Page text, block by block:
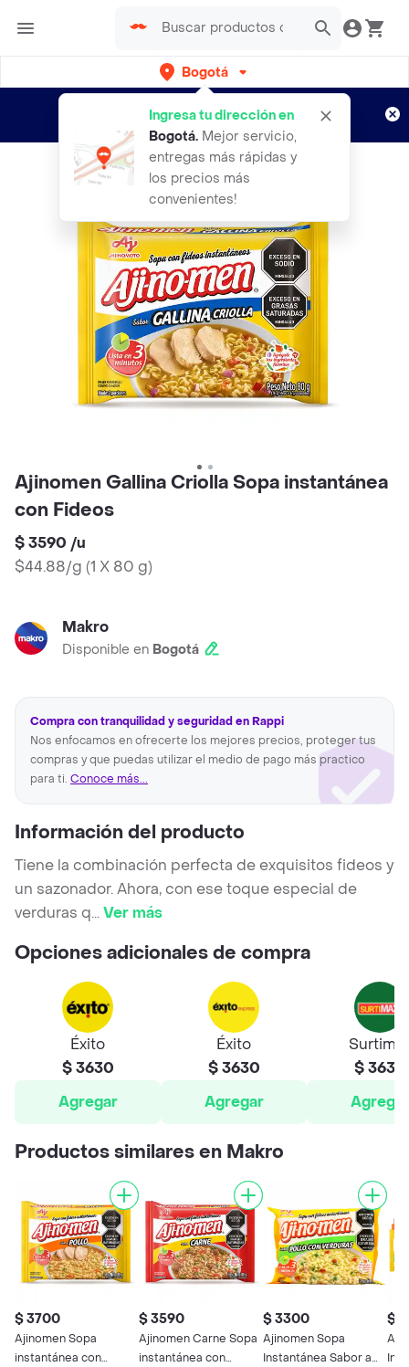
Bogotá
Ingresa tu dirección en
Bogotá. Mejor servicio,
entregas más rápidas y
los precios más
convenientes!
envíos gratis por semanas
Aplican TyC
Ajinomen Gallina Criolla Sopa instantánea
con Fideos
$ 3590 /u
$44.88/g (1 X 80 g)
Makro
Disponible en Bogotá
Compra con tranquilidad y seguridad en Rappi
Nos enfocamos en ofrecerte los mejores precios, proteger tus
compras y que puedas utilizar el medio de pago más practico
para ti. Conoce más...
Información del producto
Tiene la combinación perfecta de exquisitos fideos y
un sazonador. Ahora, con ese toque especial de
verduras q...Ver más
Opciones adicionales de compra
Éxito
$ 3630
Agregar
Éxito
$ 3630
Agregar
$ 3630
Agregar
Productos similares en Makro
$ 3700
Ajinomen Sopa
instantánea con
$ 3590
Ajinomen Carne Sopa
instantánea con
$ 3300
Ajinomen Sopa
Instantánea Sabor a
$